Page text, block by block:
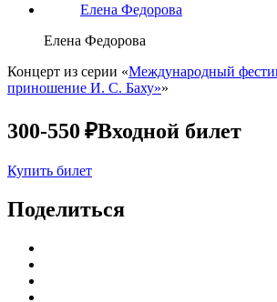
Елена Федорова
Елена Федорова
Концерт из серии «Международный
приношение И. С. Баху»»
300-550 ₽Входной билет
Купить билет
Поделиться